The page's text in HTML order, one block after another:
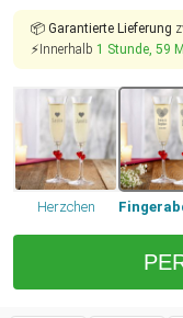
📦 Garantierte Lieferung
⚡Innerhalb 1 Stunde, 59
Herzchen